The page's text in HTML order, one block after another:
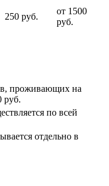
250 руб.
от 1500
руб.
проживающих на
руб.
по всей
отдельно в